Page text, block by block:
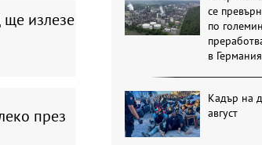
излезе
през
се
по
в Германия
Кадър на
август